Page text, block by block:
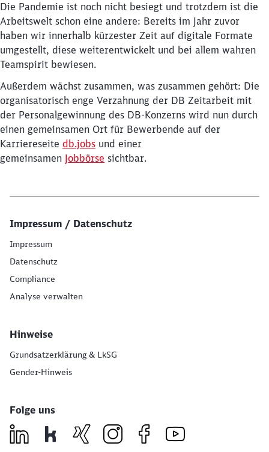
Die Pandemie ist noch nicht besiegt und trotzdem ist die
Arbeitswelt schon eine andere: Bereits im Jahr zuvor
haben wir innerhalb kürzester Zeit auf digitale Formate
umgestellt, diese weiterentwickelt und bei allem wahren
Teamspirit bewiesen.
Außerdem wächst zusammen, was zusammen gehört: Die
organisatorisch enge Verzahnung der DB Zeitarbeit mit
der Personalgewinnung des DB-Konzerns wird nun durch
einen gemeinsamen Ort für Bewerbende auf der
Karriereseite db.jobs und einer
gemeinsamen Jobbörse sichtbar.
Impressum / Datenschutz
Impressum
Datenschutz
Compliance
Analyse verwalten
Hinweise
Grundsatzerklärung & LkSG
Gender-Hinweis
Folge uns